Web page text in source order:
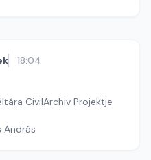
18:04
CivilArchiv Projektje
András